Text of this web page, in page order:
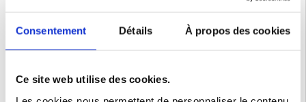
Consentement Détails À propos des cookies
Ce site web utilise des cookies.
- Fournit une protection quotidienne essentielle pour votre Samsung Galaxy
- Profil ultra fin qui conserve toutes les fonctions de l'écran tactile
- Ce n'est pas une couverture complète - ne couvre pas tout l'écran